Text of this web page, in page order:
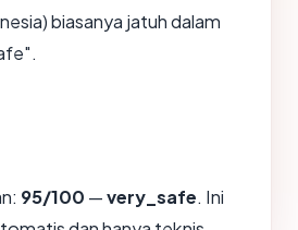
biasanya jatuh dalam
95/100 —very_safe. Ini